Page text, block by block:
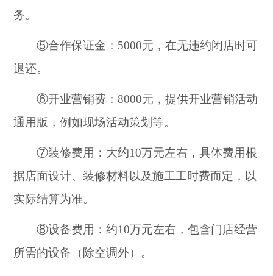
务。
⑤合作保证金：5000元，在无违约闭店时可
退还。
⑥开业营销费：8000元，提供开业营销活动
通用版，例如现场活动策划等。
⑦装修费用：大约10万元左右，具体费用根
据店面设计、装修材料以及施工工时费而定，以
实际结算为准。
⑧设备费用：约10万元左右，包含门店经营
所需的设备（除空调外）。